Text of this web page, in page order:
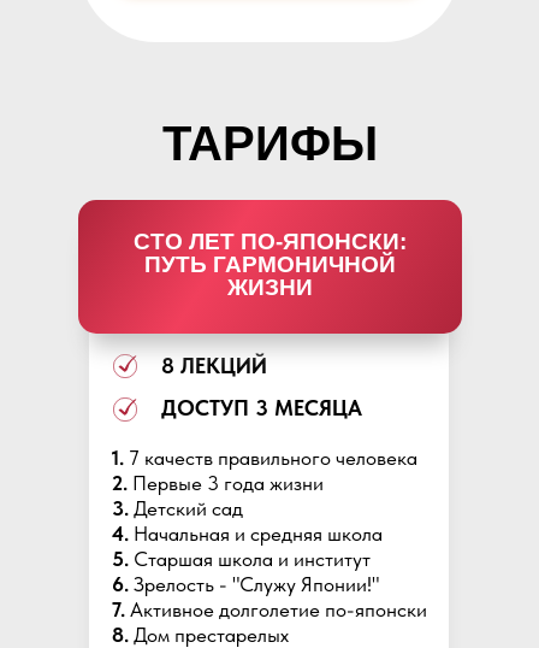
ТАРИФЫ
8 ЛЕКЦИЙ
ДОСТУП 3 МЕСЯЦА
1. 7 качеств правильного человека
2. Первые 3 года жизни
3. Детский сад
4. Начальная и средняя школа
5. Старшая школа и институт
6. Зрелость - "Служу Японии!"
7. Активное долголетие по-японски
8. Дом престарелых
СТО ЛЕТ ПО-ЯПОНСКИ:
ПУТЬ ГАРМОНИЧНОЙ
ЖИЗНИ